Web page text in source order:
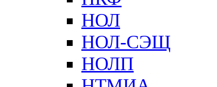
НОЛ
НОЛ-СЭЩ
НОЛП